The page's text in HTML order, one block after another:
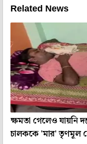
Related News
ক্ষমতা গেলেও যায়নি
চালককে 'মার' তৃণমূল